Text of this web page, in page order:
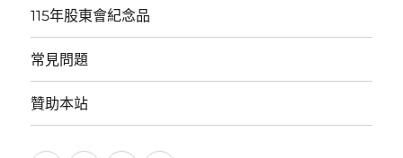
115年股東會紀念品
常見問題
贊助本站